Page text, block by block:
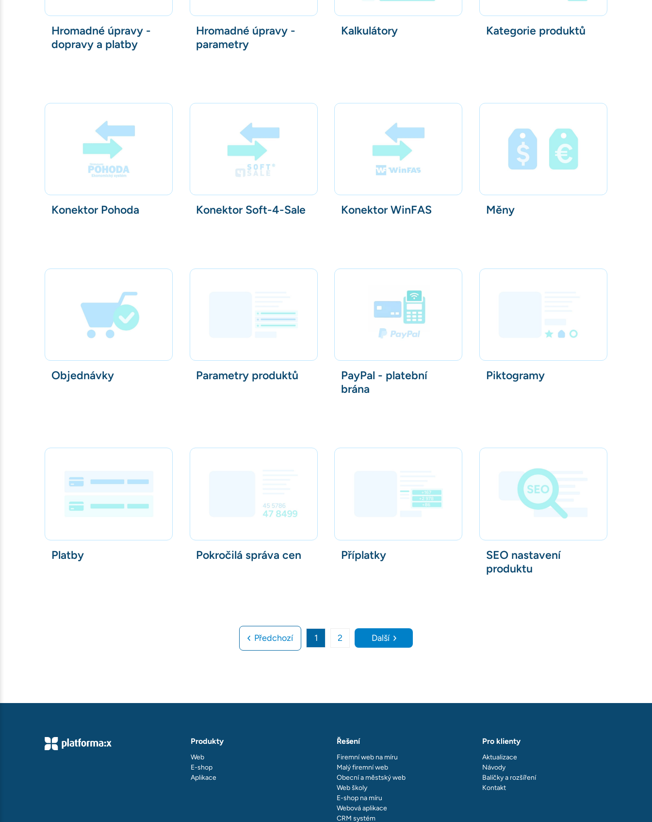
Hromadné úpravy -
dopravy a platby
Hromadné úpravy -
parametry
Kalkulátory Kategorie produktů
Konektor Pohoda Konektor Soft-4-Sale Konektor WinFAS Měny
Objednávky Parametry produktů
PayPal - platební
brána
Piktogramy
Platby Pokročilá správa cen Příplatky
SEO nastavení
produktu
Předchozí 1 2 Další
Produkty
Web
E-shop
Aplikace
Řešení
Firemní web na míru
Malý firemní web
Obecní a městský web
Web školy
E-shop na míru
Webová aplikace
CRM systém
Pro klienty
Aktualizace
Návody
Balíčky a rozšíření
Kontakt